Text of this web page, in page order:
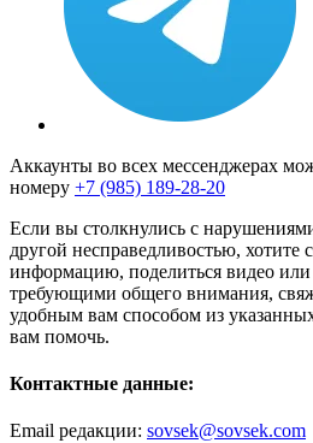
Аккаунты во всех мессенджерах
номеру +7 (985) 189-28-20
Если вы столкнулись с
другой несправедливостью,
информацию, поделиться видео
требующими общего внимания,
удобным вам способом из
вам помочь.
Контактные данные:
Email редакции: sovsek@sovsek.com